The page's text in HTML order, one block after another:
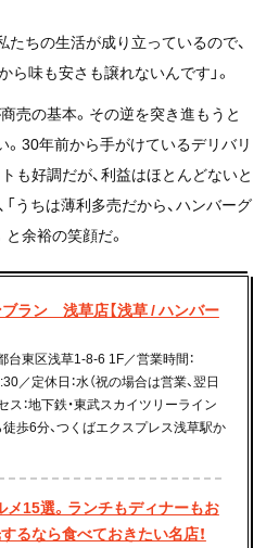
たちの生活が成り立っているので、
味も安さも譲れないんです」。
売の基本。その逆を突き進もうと
。30年前から手がけているデリバリ
も好調だが、利益はほとんどないと
うちは薄利多売だから、ハンバーグ
余裕の笑顔だ。
ラン 浅草店【浅草 / ハンバー
台東区浅草1-8-6 1F／営業時間：
／定休日：水（祝の場合は営業、翌日
ス：地下鉄・東武スカイツリーライン
歩6分、つくばエクスプレス浅草駅か
15選。ランチもディナーもお
るなら食べておきたい名店！